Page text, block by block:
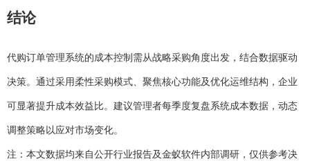
结论
代购订单管理系统的成本控制需从战略采购角度出发，结合数据驱动
决策。通过采用柔性采购模式、聚焦核心功能及优化运维结构，企业
可显著提升成本效益比。建议管理者每季度复盘系统成本数据，动态
调整策略以应对市场变化。
注：本文数据均来自公开行业报告及金蚁软件内部调研，仅供参考决